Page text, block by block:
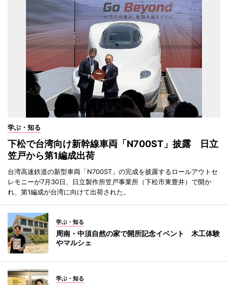
学ぶ・知る
下松で台湾向け新幹線車両「N700ST」披露 日立
笠戸から第1編成出荷
台湾高速鉄道の新型車両「N700ST」の完成を披露するロールアウトセ
レモニーが7月30日、日立製作所笠戸事業所（下松市東豊井）で開か
れ、第1編成が台湾に向けて出荷された。
学ぶ・知る
周南・中須自然の家で開所記念イベント 木工体験
やマルシェ
学ぶ・知る